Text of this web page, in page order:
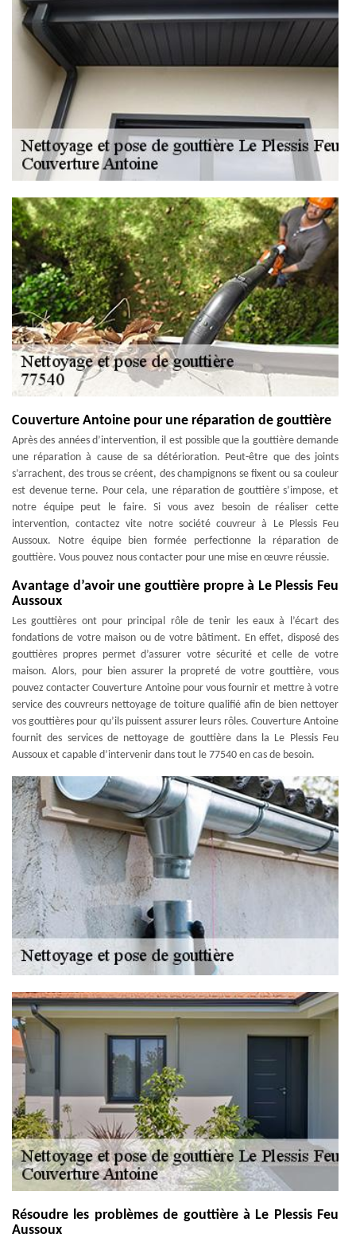
Couverture Antoine pour une réparation de gouttière
Après des années d’intervention, il est possible que la gouttière demande
une réparation à cause de sa détérioration. Peut-être que des joints
s’arrachent, des trous se créent, des champignons se fixent ou sa couleur
est devenue terne. Pour cela, une réparation de gouttière s’impose, et
notre équipe peut le faire. Si vous avez besoin de réaliser cette
intervention, contactez vite notre société couvreur à Le Plessis Feu
Aussoux. Notre équipe bien formée perfectionne la réparation de
gouttière. Vous pouvez nous contacter pour une mise en œuvre réussie.
Avantage d’avoir une gouttière propre à Le Plessis Feu
Aussoux
Les gouttières ont pour principal rôle de tenir les eaux à l’écart des
fondations de votre maison ou de votre bâtiment. En effet, disposé des
gouttières propres permet d’assurer votre sécurité et celle de votre
maison. Alors, pour bien assurer la propreté de votre gouttière, vous
pouvez contacter Couverture Antoine pour vous fournir et mettre à votre
service des couvreurs nettoyage de toiture qualifié afin de bien nettoyer
vos gouttières pour qu’ils puissent assurer leurs rôles. Couverture Antoine
fournit des services de nettoyage de gouttière dans la Le Plessis Feu
Aussoux et capable d’intervenir dans tout le 77540 en cas de besoin.
Résoudre les problèmes de gouttière à Le Plessis Feu
Aussoux